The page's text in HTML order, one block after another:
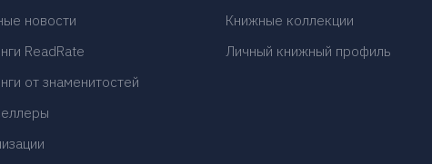
новости
ReadRate
от знаменитостей
Книжные коллекции
Личный книжный профиль